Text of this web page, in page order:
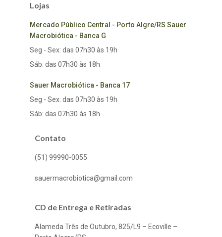
Lojas
Mercado Público Central - Porto Algre/RS Sauer
Macrobiótica - Banca G
Seg - Sex: das 07h30 às 19h
Sáb: das 07h30 às 18h
Sauer Macrobiótica - Banca 17
Seg - Sex: das 07h30 às 19h
Sáb: das 07h30 às 18h
Contato
(51) 99990-0055
sauermacrobiotica@gmail.com
CD de Entrega e Retiradas
Alameda Três de Outubro, 825/L9 – Ecoville –